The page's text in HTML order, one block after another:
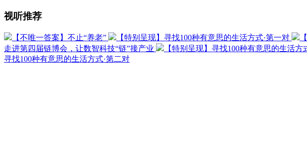
视听推荐
【不唯一答案】不止“养老” 【特别呈现】寻找100种有意思的生活方式·第一对
走进第四届链博会，让数智科技“链”接产业
【特别呈现】寻找100种有意思的生活方
寻找100种有意思的生活方式·第二对